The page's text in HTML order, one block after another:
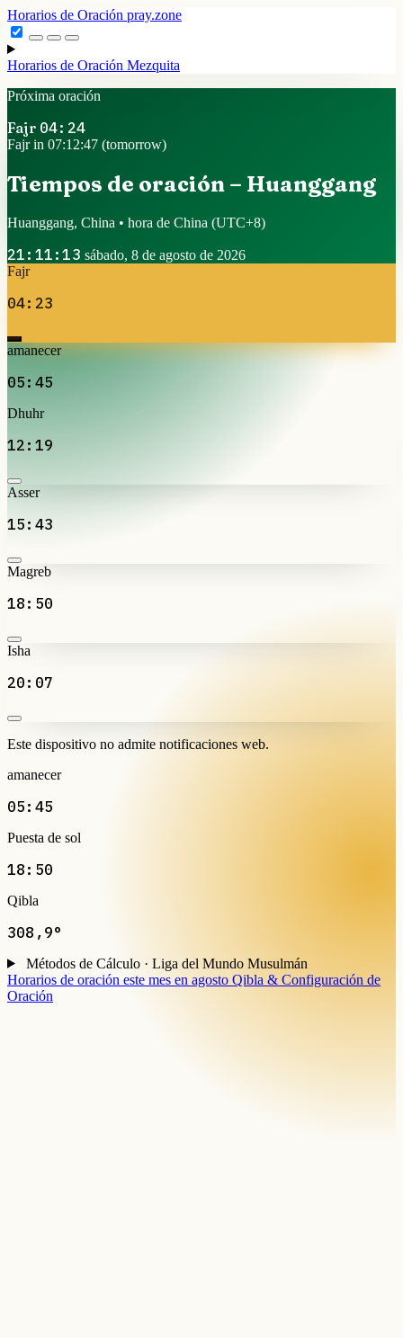
Horarios de Oración pray.zone
Horarios de Oración Mezquita
Próxima oración
Fajr 04:24
Fajr in 07:12:47 (tomorrow)
Tiempos de oración – Huanggang
Huanggang, China • hora de China (UTC+8)
21:11:13 sábado, 8 de agosto de 2026
Fajr
04:23
amanecer
05:45
Dhuhr
12:19
Asser
15:43
Magreb
18:50
Isha
20:07
Este dispositivo no admite notificaciones web.
amanecer
05:45
Puesta de sol
18:50
Qibla
308,9°
Métodos de Cálculo · Liga del Mundo Musulmán
Horarios de oración este mes en agosto Qibla & Configuración de
Oración